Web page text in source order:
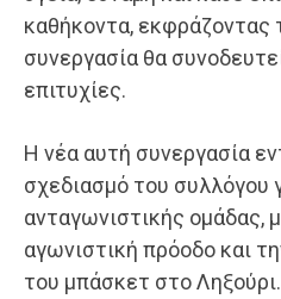
καθήκοντα, εκφράζοντας
συνεργασία θα
επιτυχίες.
Η νέα αυτή συνεργασία
σχεδιασμό του συλλόγου
ανταγωνιστικής ομάδας,
αγωνιστική πρόοδο και
του μπάσκετ στο Ληξούρι.